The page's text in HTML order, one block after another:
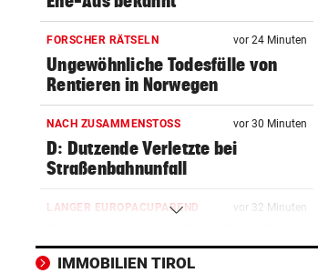
FORSCHER RÄTSELN vor 24 Minuten
Ungewöhnliche Todesfälle von
Rentieren in Norwegen
NACH ZUSAMMENSTOSS vor 30 Minuten
D: Dutzende Verletzte bei
Straßenbahnunfall
LANGER EUROPACUPABEND vor 32 Minuten
und große Sorgen
IMMOBILIEN TIROL